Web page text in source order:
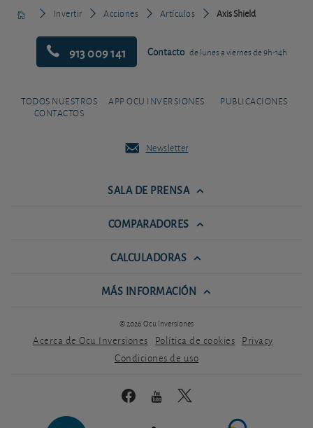
Invertir Acciones Artículos Axis Shield
913 009 141 Contacto de lunes a viernes de 9h-14h
TODOS NUESTROS
CONTACTOS
APP OCU INVERSIONES PUBLICACIONES
Newsletter
SALA DE PRENSA
COMPARADORES
CALCULADORAS
MÁS INFORMACIÓN
© 2026 Ocu Inversiones
Acerca de Ocu Inversiones Política de cookies Privacy
Condiciones de uso